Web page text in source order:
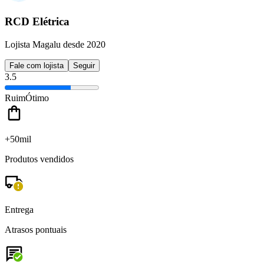
RCD Elétrica
Lojista Magalu desde 2020
Fale com lojista Seguir
3.5
RuimÓtimo
+50mil
Produtos vendidos
Entrega
Atrasos pontuais